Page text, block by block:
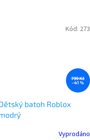
799 Kč
–41 %
batoh Roblox
Vyprodáno
Kód: 273